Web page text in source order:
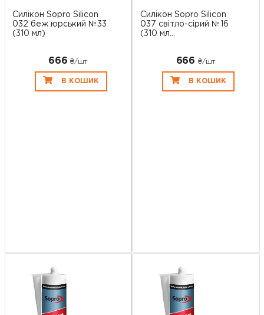
Силікон Sopro Silicon
032 беж юрський №33
(310 мл)
666 ₴/шт
В КОШИК
Силікон Sopro Silicon
037 світло-сірий №16
(310 мл...
666 ₴/шт
В КОШИК